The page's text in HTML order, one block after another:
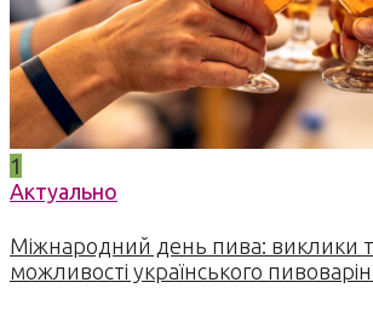
1
Актуально
Міжнародний день пива: виклики
можливості українського